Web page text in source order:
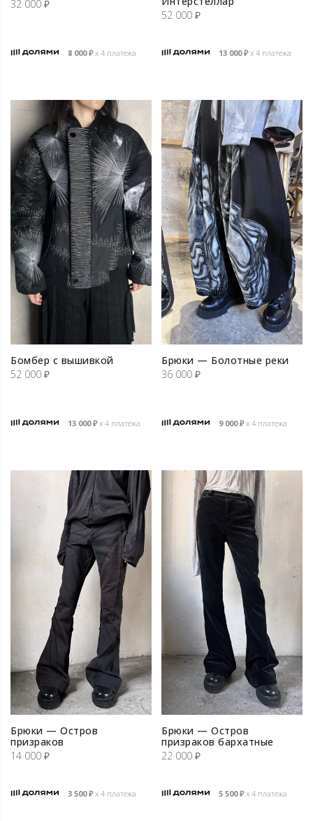
32 000 ₽
8 000₽х 4 платежа
52 000 ₽
13 000₽х 4 платежа
Бомбер с вышивкой
52 000 ₽
13 000₽х 4 платежа
Брюки — Болотные реки
36 000 ₽
9 000₽х 4 платежа
Брюки — Остров
призраков
14 000 ₽
3 500₽х 4 платежа
Брюки — Остров
призраков бархатные
22 000 ₽
5 500₽х 4 платежа